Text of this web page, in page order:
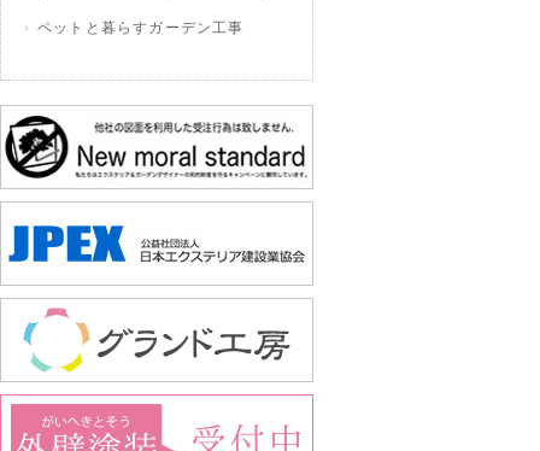
ペットと暮らすガーデン工事